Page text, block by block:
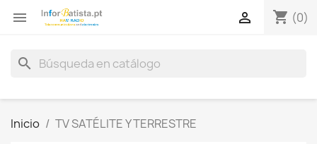
 shopping_cart (0)

search
Inicio TV SATÉLITE Y TERRESTRE